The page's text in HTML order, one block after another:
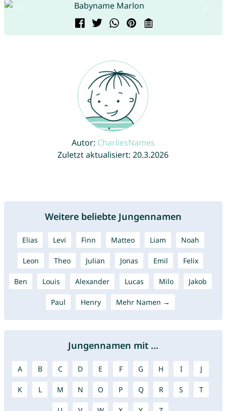
Autor: CharliesNames
Zuletzt aktualisiert: 20.3.2026
Weitere beliebte Jungennamen
Elias Levi Finn Matteo Liam Noah
Leon Theo Julian Jonas Emil Felix
Ben Louis Alexander Lucas Milo Jakob
Paul Henry Mehr Namen →
Jungennamen mit ...
A B C D E F G H I J
K L M N O P Q R S T